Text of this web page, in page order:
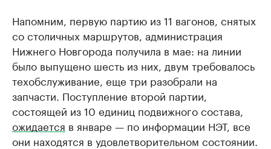
Напомним, первую партию из 11 вагонов, снятых
со столичных маршрутов, администрация
Нижнего Новгорода получила в мае: на линии
было выпущено шесть из них, двум требовалось
техобслуживание, еще три разобрали на
запчасти. Поступление второй партии,
состоящей из 10 единиц подвижного состава,
ожидается в январе — по информации НЭТ, все
они находятся в удовлетворительном состоянии.